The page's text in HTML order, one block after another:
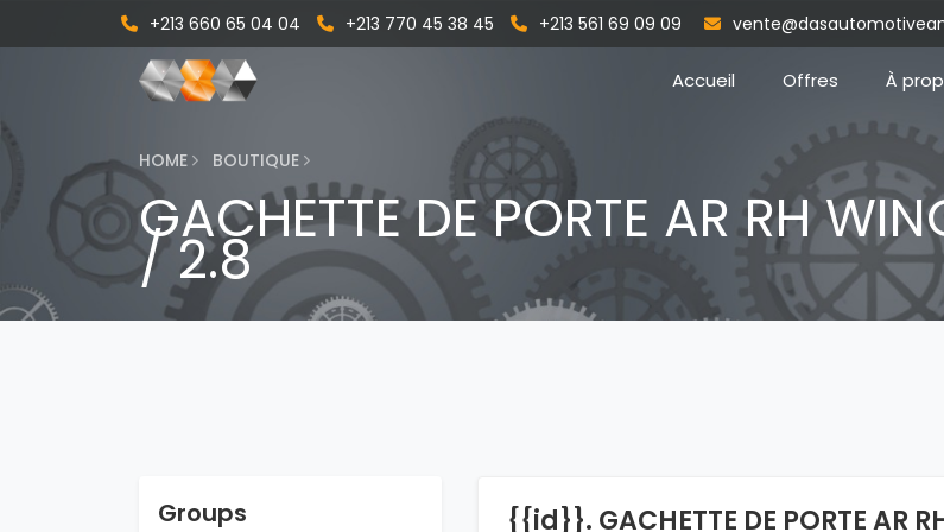
+213 660 65 04 04 +213 770 45 38 45 +213 561 69 09 09
Accueil Offres À
HOME BOUTIQUE
GACHETTE DE PORTE AR RH
/ 2.8
Groups {{id}}. GACHETTE DE PORTE AR